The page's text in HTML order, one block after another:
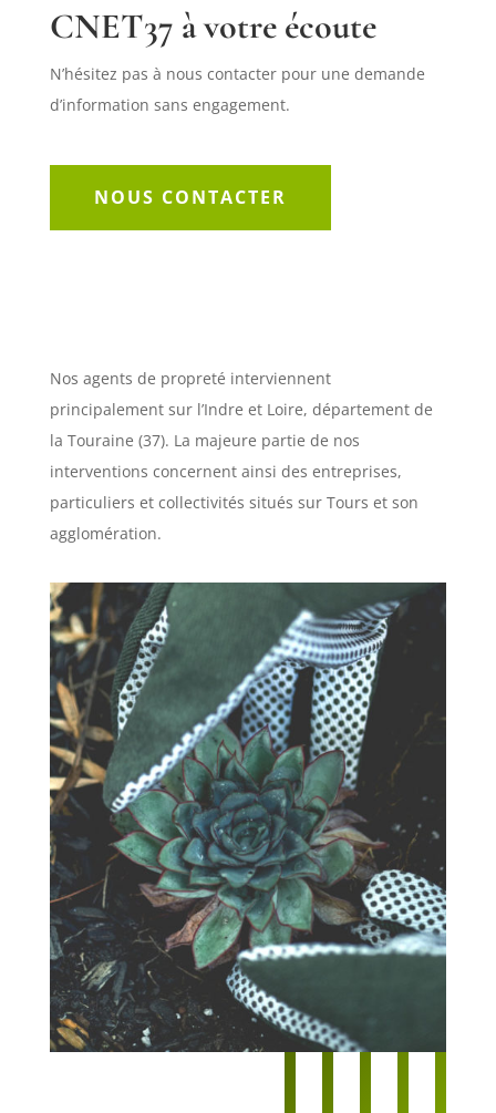
CNET37 à votre écoute
N’hésitez pas à nous contacter pour une demande
d’information sans engagement.
NOUS CONTACTER
Nos agents de propreté interviennent
principalement sur l’Indre et Loire, département de
la Touraine (37). La majeure partie de nos
interventions concernent ainsi des entreprises,
particuliers et collectivités situés sur Tours et son
agglomération.